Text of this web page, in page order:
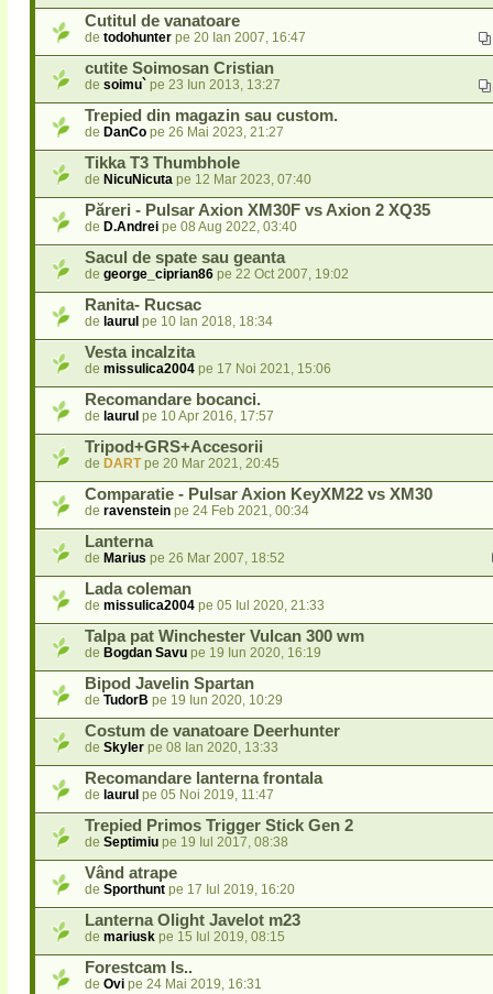
Cutitul de vanatoare
de todohunter pe 20 Ian 2007, 16:47
cutite Soimosan Cristian
de soimu` pe 23 Iun 2013, 13:27
Trepied din magazin sau custom.
de DanCo pe 26 Mai 2023, 21:27
Tikka T3 Thumbhole
de NicuNicuta pe 12 Mar 2023, 07:40
Păreri - Pulsar Axion XM30F vs Axion 2 XQ35
de D.Andrei pe 08 Aug 2022, 03:40
Sacul de spate sau geanta
de george_ciprian86 pe 22 Oct 2007, 19:02
Ranita- Rucsac
de laurul pe 10 Ian 2018, 18:34
Vesta incalzita
de missulica2004 pe 17 Noi 2021, 15:06
Recomandare bocanci.
de laurul pe 10 Apr 2016, 17:57
Tripod+GRS+Accesorii
de DARTpe 20 Mar 2021, 20:45
Comparatie - Pulsar Axion KeyXM22 vs XM30
de ravenstein pe 24 Feb 2021, 00:34
Lanterna
de Marius pe 26 Mar 2007, 18:52
Lada coleman
de missulica2004 pe 05 Iul 2020, 21:33
Talpa pat Winchester Vulcan 300 wm
de Bogdan Savu pe 19 Iun 2020, 16:19
Bipod Javelin Spartan
de TudorB pe 19 Iun 2020, 10:29
Costum de vanatoare Deerhunter
de Skyler pe 08 Ian 2020, 13:33
Recomandare lanterna frontala
de laurul pe 05 Noi 2019, 11:47
Trepied Primos Trigger Stick Gen 2
de Septimiu pe 19 Iul 2017, 08:38
Vând atrape
de Sporthunt pe 17 Iul 2019, 16:20
Lanterna Olight Javelot m23
de mariusk pe 15 Iul 2019, 08:15
Forestcam ls..
de Ovi pe 24 Mai 2019, 16:31